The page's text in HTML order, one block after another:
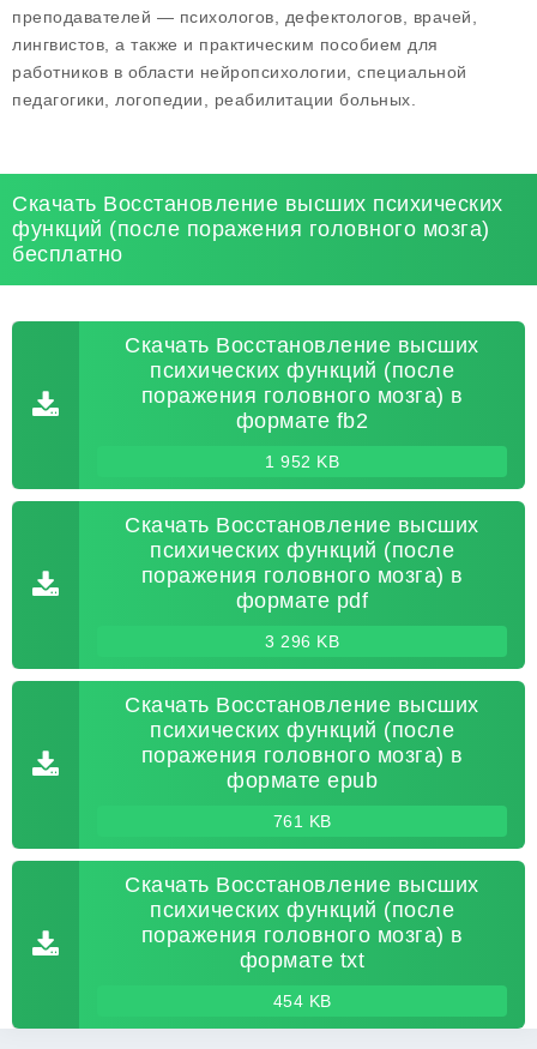
преподавателей — психологов, дефектологов, врачей,
лингвистов, а также и практическим пособием для
работников в области нейропсихологии, специальной
педагогики, логопедии, реабилитации больных.
Скачать Восстановление высших психических
функций (после поражения головного мозга)
бесплатно
Скачать Восстановление высших
психических функций (после
поражения головного мозга) в
формате fb2
1 952 KB
Скачать Восстановление высших
психических функций (после
поражения головного мозга) в
формате pdf
3 296 KB
Скачать Восстановление высших
психических функций (после
поражения головного мозга) в
формате epub
761 KB
Скачать Восстановление высших
психических функций (после
поражения головного мозга) в
формате txt
454 KB